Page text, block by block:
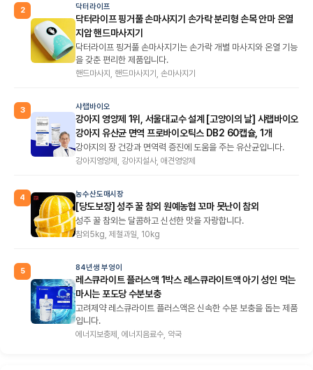
2 닥터라이프
닥터라이프 핑거풀 손마사지기 손가락 분리형 손목 안마 온열
지압 핸드마사지기
닥터라이프 핑거풀 손마사지기는 손가락 개별 마사지와 온열 기능
을 갖춘 편리한 제품입니다.
핸드마사지, 핸드마사지기, 손마사지기
3 샤랩바이오
강아지 영양제 1위, 서울대교수 설계 [고양이의 날] 샤랩바이오
강아지 유산균 면역 프로바이오틱스 DB2 60캡슐, 1개
강아지의 장 건강과 면역력 증진에 도움을 주는 유산균입니다.
강아지영양제, 강아지설사, 애견영양제
4 농수산도매시장
[당도보장] 성주 꿀 참외 원예농협 꼬마 못난이 참외
성주 꿀 참외는 달콤하고 신선한 맛을 자랑합니다.
참외5kg, 제철과일, 10kg
5 84년생 부엉이
레스큐라이트 플러스액 1박스 레스큐라이트액 아기 성인 먹는
마시는 포도당 수분보충
고려제약 레스큐라이트 플러스액은 신속한 수분 보충을 돕는 제품
입니다.
에너지보충제, 에너지음료수, 약국